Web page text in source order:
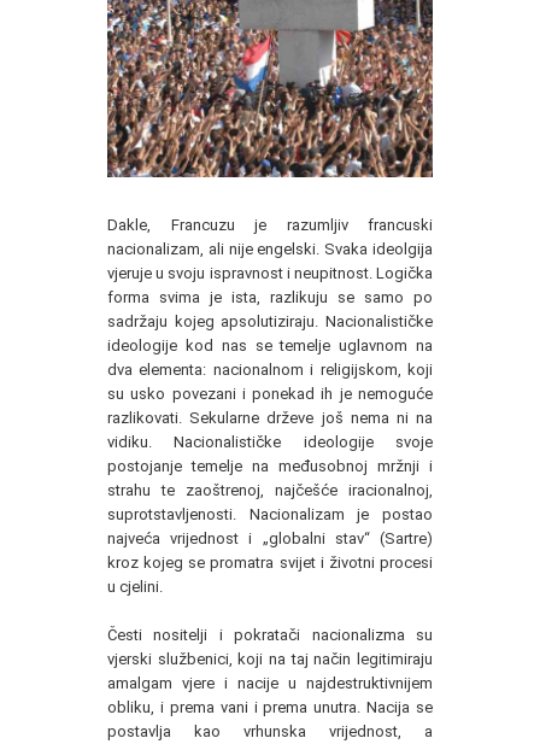
Dakle, Francuzu je razumljiv francuski
nacionalizam, ali nije engelski. Svaka ideolgija
vjeruje u svoju ispravnost i neupitnost. Logička
forma svima je ista, razlikuju se samo po
sadržaju kojeg apsolutiziraju. Nacionalističke
ideologije kod nas se temelje uglavnom na
dva elementa: nacionalnom i religijskom, koji
su usko povezani i ponekad ih je nemoguće
razlikovati. Sekularne drževe još nema ni na
vidiku. Nacionalističke ideologije svoje
postojanje temelje na međusobnoj mržnji i
strahu te zaoštrenoj, najčešće iracionalnoj,
suprotstavljenosti. Nacionalizam je postao
najveća vrijednost i „globalni stav“ (Sartre)
kroz kojeg se promatra svijet i životni procesi
u cjelini.
Česti nositelji i pokratači nacionalizma su
vjerski službenici, koji na taj način legitimiraju
amalgam vjere i nacije u najdestruktivnijem
obliku, i prema vani i prema unutra. Nacija se
postavlja kao vrhunska vrijednost, a